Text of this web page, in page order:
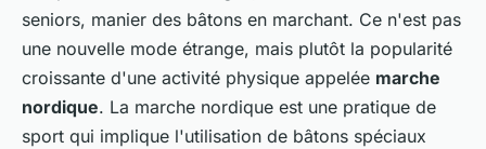
seniors, manier des bâtons en marchant. Ce n'est pas
une nouvelle mode étrange, mais plutôt la popularité
croissante d'une activité physique appelée marche
nordique. La marche nordique est une pratique de
sport qui implique l'utilisation de bâtons spéciaux